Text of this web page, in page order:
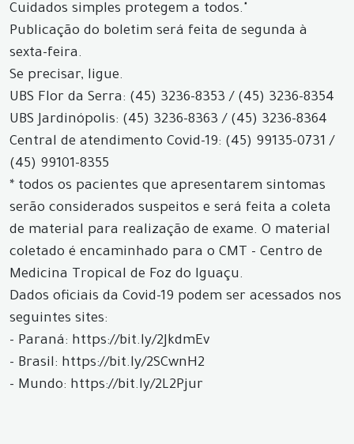
Cuidados simples protegem a todos."
Publicação do boletim será feita de segunda à
sexta-feira.
Se precisar, ligue.
UBS Flor da Serra: (45) 3236-8353 / (45) 3236-8354
UBS Jardinópolis: (45) 3236-8363 / (45) 3236-8364
Central de atendimento Covid-19: (45) 99135-0731 /
(45) 99101-8355
* todos os pacientes que apresentarem sintomas
serão considerados suspeitos e será feita a coleta
de material para realização de exame. O material
coletado é encaminhado para o CMT - Centro de
Medicina Tropical de Foz do Iguaçu.
Dados oficiais da Covid-19 podem ser acessados nos
seguintes sites:
- Paraná: https://bit.ly/2JkdmEv
- Brasil: https://bit.ly/2SCwnH2
- Mundo: https://bit.ly/2L2Pjur